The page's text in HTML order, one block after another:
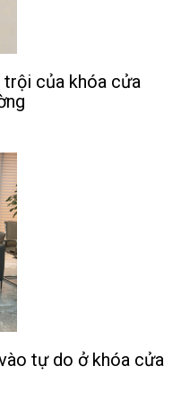
của khóa cửa
tự do ở khóa cửa